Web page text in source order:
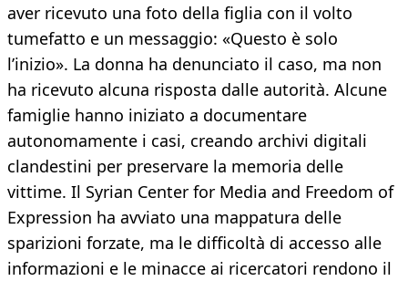
aver ricevuto una foto della figlia con il volto
tumefatto e un messaggio: «Questo è solo
l’inizio». La donna ha denunciato il caso, ma non
ha ricevuto alcuna risposta dalle autorità. Alcune
famiglie hanno iniziato a documentare
autonomamente i casi, creando archivi digitali
clandestini per preservare la memoria delle
vittime. Il Syrian Center for Media and Freedom of
Expression ha avviato una mappatura delle
sparizioni forzate, ma le difficoltà di accesso alle
informazioni e le minacce ai ricercatori rendono il